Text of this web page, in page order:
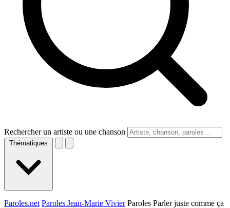
Rechercher un artiste ou une chanson
Thématiques
Paroles.net Paroles Jean-Marie Vivier Paroles Parler juste comme ça